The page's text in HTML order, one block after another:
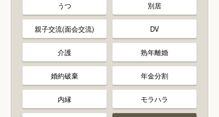
うつ 別居
親子交流(面会交流) DV
介護 熟年離婚
婚約破棄 年金分割
内縁 モラハラ